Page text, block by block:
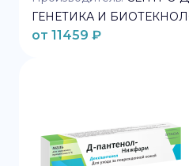
ГЕНЕТИКА И
от 11459 ₽